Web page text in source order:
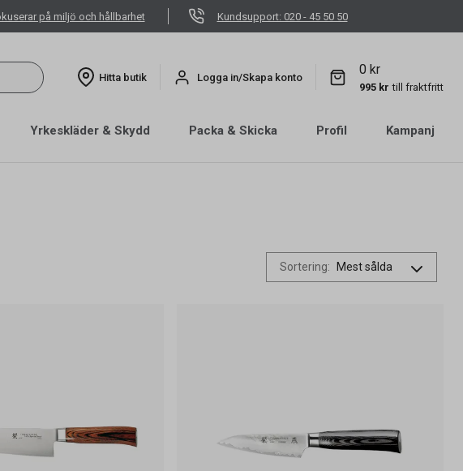
på miljö och hållbarhet Kundsupport: 020 - 45 50 50
Hitta butik Logga in/Skapa konto
0 kr
995 kr till fraktfritt
Yrkeskläder & Skydd Packa & Skicka Profil
Kampanj
Sortering: